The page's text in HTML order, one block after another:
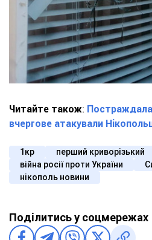
Читайте також: Постраждала
вчергове атакували
1кр
перший криворізький
війна росії проти України
нікополь новини
Поділитись у соцмережах